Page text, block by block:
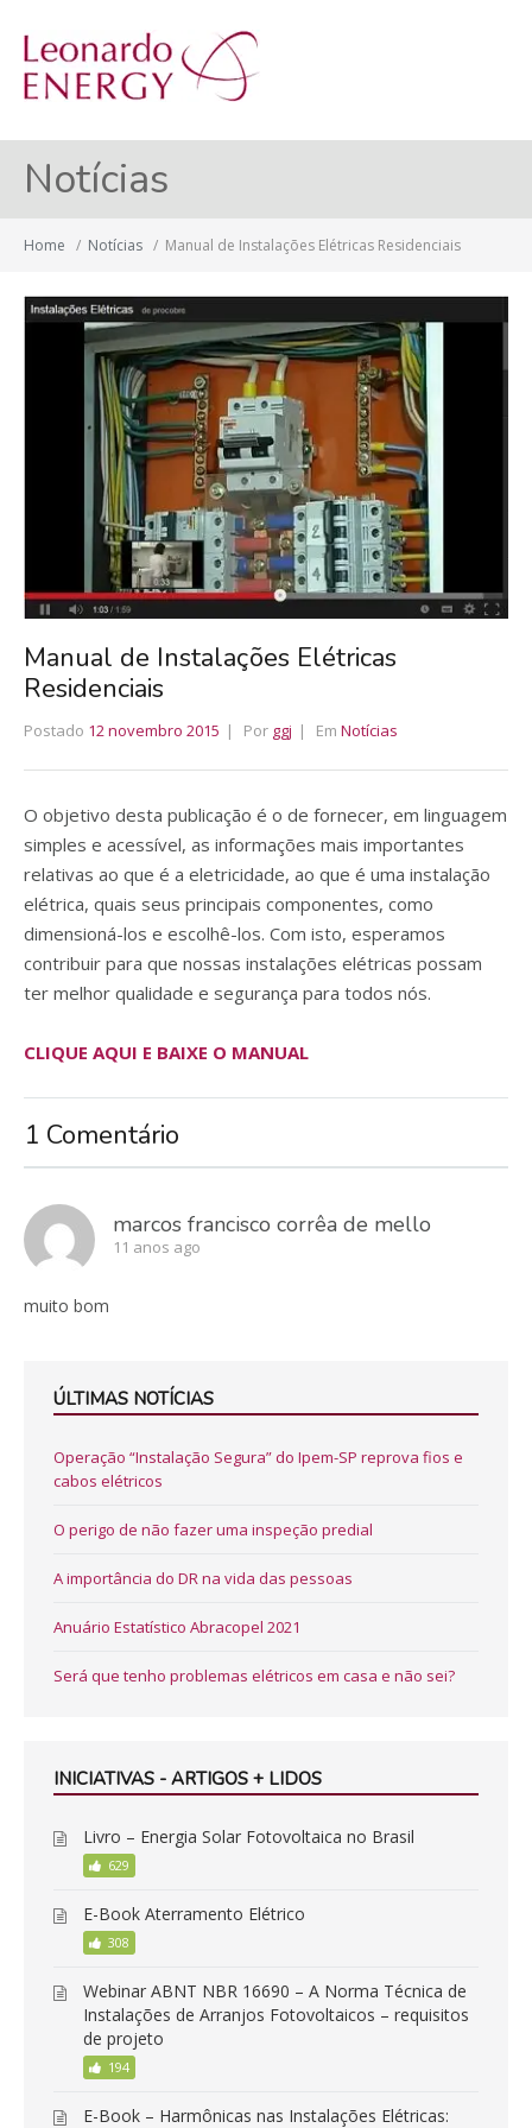
Notícias
Home / Notícias / Manual de Instalações Elétricas Residenciais
Manual de Instalações Elétricas
Residenciais
Postado 12 novembro 2015 Por ggj Em Notícias
O objetivo desta publicação é o de fornecer, em linguagem
simples e acessível, as informações mais importantes
relativas ao que é a eletricidade, ao que é uma instalação
elétrica, quais seus principais componentes, como
dimensioná-los e escolhê-los. Com isto, esperamos
contribuir para que nossas instalações elétricas possam
ter melhor qualidade e segurança para todos nós.
CLIQUE AQUI E BAIXE O MANUAL
1 Comentário
marcos francisco corrêa de mello
11 anos ago
muito bom
ÚLTIMAS NOTÍCIAS
Operação “Instalação Segura” do Ipem-SP reprova fios e
cabos elétricos
O perigo de não fazer uma inspeção predial
A importância do DR na vida das pessoas
Anuário Estatístico Abracopel 2021
Será que tenho problemas elétricos em casa e não sei?
INICIATIVAS - ARTIGOS + LIDOS
Livro – Energia Solar Fotovoltaica no Brasil
629
E-Book Aterramento Elétrico
308
Webinar ABNT NBR 16690 – A Norma Técnica de
Instalações de Arranjos Fotovoltaicos – requisitos
de projeto
194
E-Book – Harmônicas nas Instalações Elétricas: